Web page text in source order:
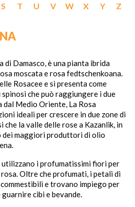
S T U V W X Y Z
di Damasco, è una pianta ibrida
moscata e rosa fedtschenkoana.
Rosacee e si presenta come
che può raggiungere i due
Medio Oriente, La Rosa
ideali per crescere in due zone di
che la valle delle rose a Kazanlik, in
dei maggiori produttori di olio
utilizzano i profumatissimi fiori per
rosa. Oltre che profumati, i petali di
e trovano impiego per
cibi e bevande.